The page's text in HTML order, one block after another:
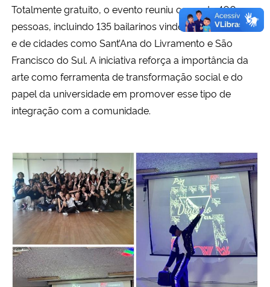
Totalmente gratuito, o evento reuniu cerca de 400
pessoas, incluindo 135 bailarinos vindos de Santa Maria
e de cidades como Sant’Ana do Livramento e São
Francisco do Sul. A iniciativa reforça a importância da
arte como ferramenta de transformação social e do
papel da universidade em promover esse tipo de
integração com a comunidade.